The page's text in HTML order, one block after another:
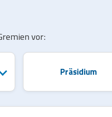
vor:
Präsidium